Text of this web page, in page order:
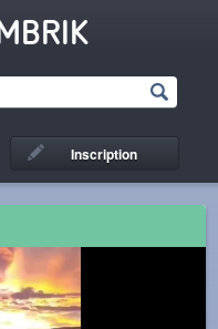
Inscription